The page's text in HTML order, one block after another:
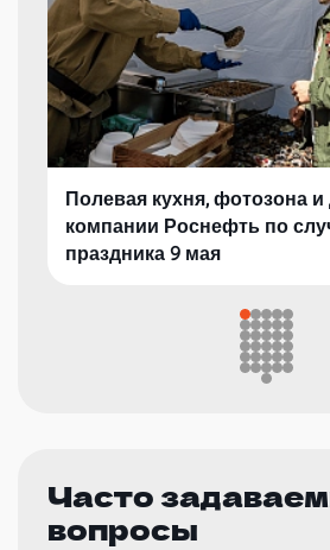
Полевая кухня, фотозона и
компании Роснефть по
праздника 9 мая
Часто
вопросы